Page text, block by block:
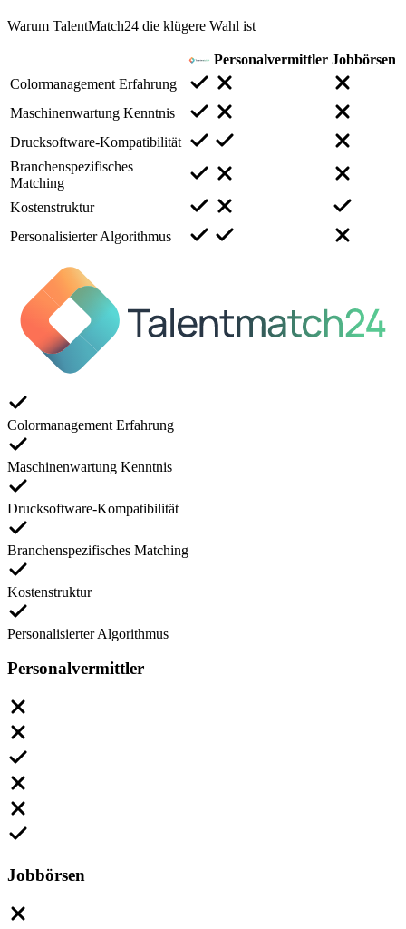
Warum TalentMatch24 die klügere Wahl ist
Personalvermittler Jobbörsen
Colormanagement Erfahrung
Maschinenwartung Kenntnis
Drucksoftware-Kompatibilität
Branchenspezifisches
Matching
Kostenstruktur
Personalisierter Algorithmus
Colormanagement Erfahrung
Maschinenwartung Kenntnis
Drucksoftware-Kompatibilität
Branchenspezifisches Matching
Kostenstruktur
Personalisierter Algorithmus
Personalvermittler
Jobbörsen